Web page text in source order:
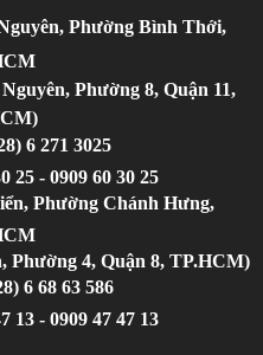
Phường Bình Thới,
Phường 8, Quận 11,
6 271 3025
25 - 0909 60 30 25
Phường Chánh Hưng,
Phường 4, Quận 8, TP.HCM)
6 68 63 586
13 - 0909 47 47 13